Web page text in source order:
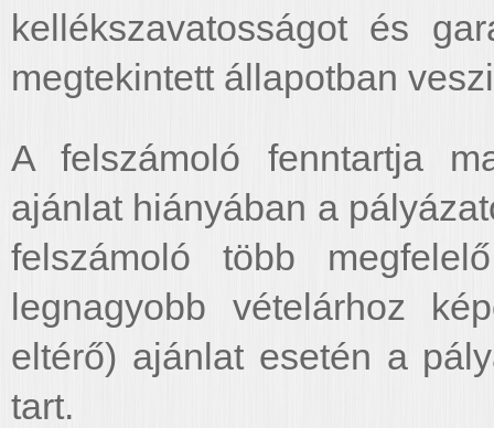
kellékszavatosságot és
megtekintett állapotban
A felszámoló fenntartja
ajánlat hiányában a
felszámoló több
legnagyobb vételárhoz
eltérő) ajánlat esetén a
tart.